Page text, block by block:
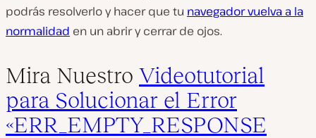
podrás resolverlo y hacer que tu navegador vuelva a la
normalidad en un abrir y cerrar de ojos.
Mira Nuestro Videotutorial
para Solucionar el Error
«ERR_EMPTY_RESPONSE